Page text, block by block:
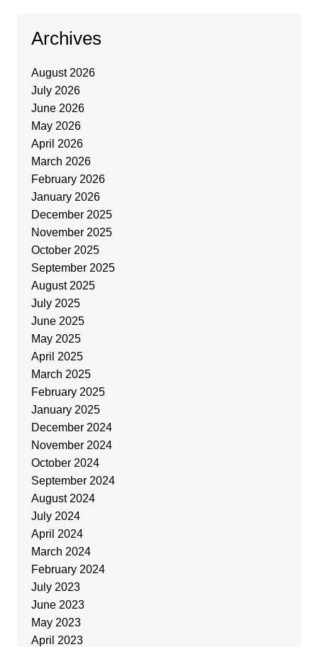
Archives
August 2026
July 2026
June 2026
May 2026
April 2026
March 2026
February 2026
January 2026
December 2025
November 2025
October 2025
September 2025
August 2025
July 2025
June 2025
May 2025
April 2025
March 2025
February 2025
January 2025
December 2024
November 2024
October 2024
September 2024
August 2024
July 2024
April 2024
March 2024
February 2024
July 2023
June 2023
May 2023
April 2023